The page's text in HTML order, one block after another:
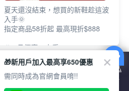
加氛樂福鞋Loafers
網站使用 cookie 方式之詳情，及若您不希
電腦的 cookie 設定，請參閱本網站「
隱私
用本網站即表示您同意本公司得按本網站使
夏天還沒結束，想買的新鞋趁這波
入手🌞
指定商品58折起 最高現折$888
🎉 8月優惠一次看
①LINE購物最高10%回饋
②每周限定品現折200
③指定商品58折起 最高現折$888
🎁新用戶加入最高享650優惠
需同時成為官網會員唷!!